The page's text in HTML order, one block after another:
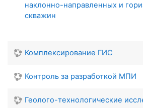
наклонно-направленных и
скважин
Комплексирование ГИС
Контроль за разработкой МПИ
Геолого-технологические